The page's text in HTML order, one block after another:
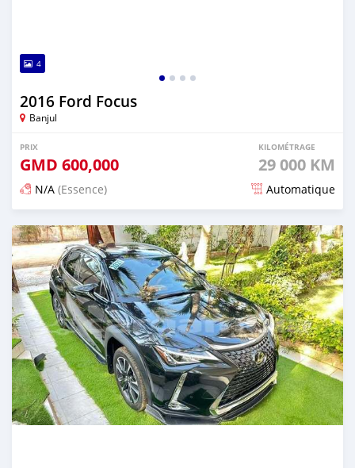
4
2016 Ford Focus
Banjul
PRIX
GMD 600,000
KILOMÉTRAGE
29 000 KM
N/A (Essence) Automatique
Publié il y a 24 jours